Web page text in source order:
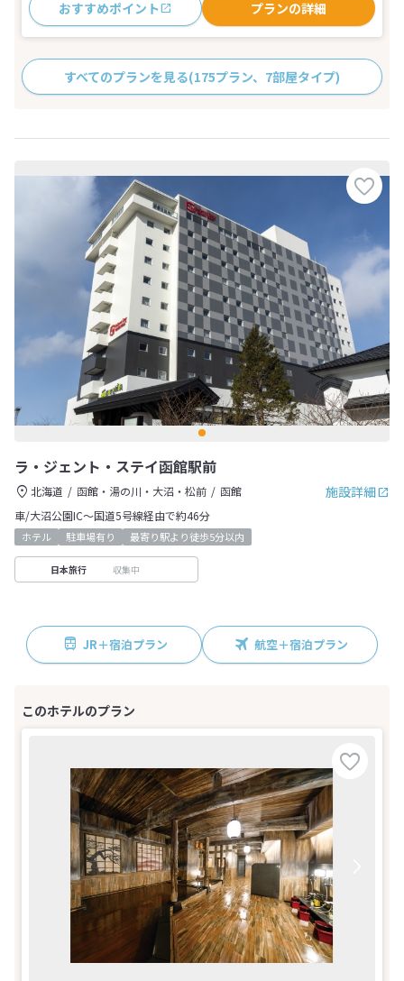
おすすめポイント プランの詳細
すべてのプランを見る(175プラン、7部屋タイプ)
ラ・ジェント・ステイ函館駅前
施設詳細
北海道 函館・湯の川・大沼・松前
函館
車/大沼公園IC～国道5号線経由で約46分
ホテル 駐車場有り 最寄り駅より徒歩5分以内
日本旅行 収集中
JR＋宿泊プラン 航空＋宿泊プラン